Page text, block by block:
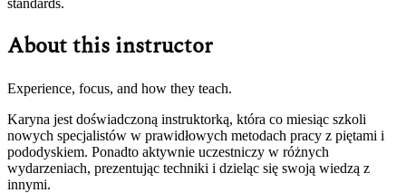
standards.
About this instructor
Experience, focus, and how they teach.
Karyna jest doświadczoną instruktorką, która co miesiąc szkoli
nowych specjalistów w prawidłowych metodach pracy z piętami i
pododyskiem. Ponadto aktywnie uczestniczy w różnych
wydarzeniach, prezentując techniki i dzieląc się swoją wiedzą z
innymi.